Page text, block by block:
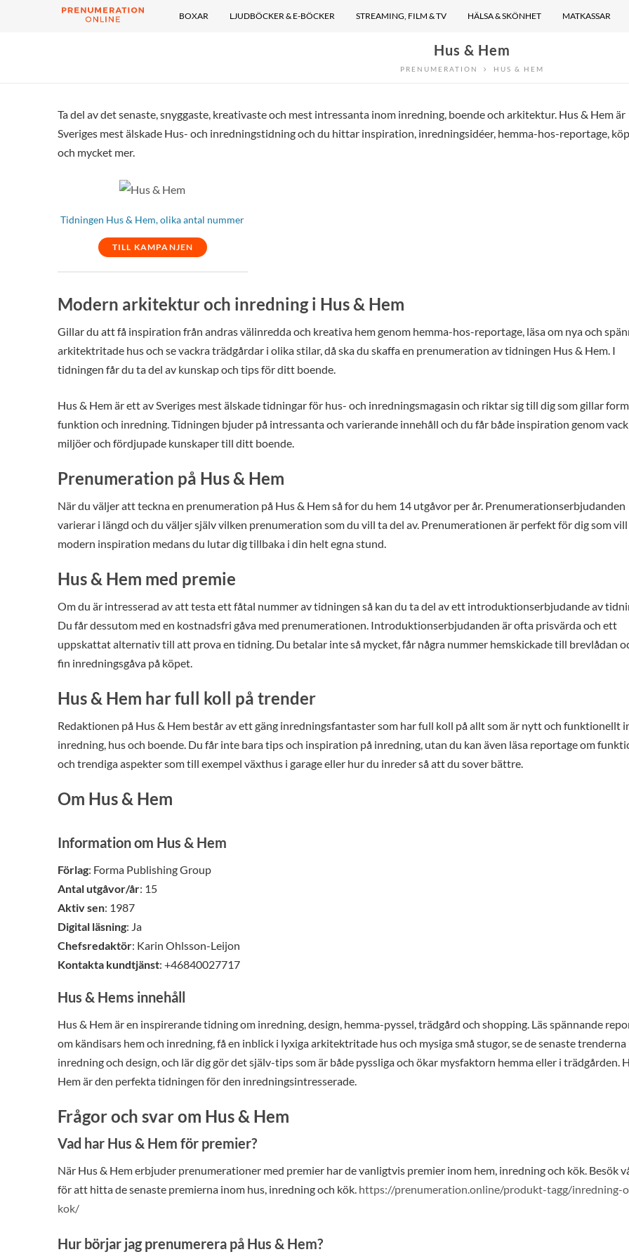
BOXAR LJUDBÖCKER & E-BÖCKER STREAMING, FILM & TV HÄLSA & SKÖNHET MATKASSAR
Hus & Hem
PRENUMERATION HUS & HEM
Ta del av det senaste, snyggaste, kreativaste och mest intressanta inom inredning, boende och arkitektur. Hus & Hem är
Sveriges mest älskade Hus- och inredningstidning och du hittar inspiration, inredningsidéer, hemma-hos-reportage,
och mycket mer.
Tidningen Hus & Hem, olika antal nummer
TILL KAMPANJEN
Modern arkitektur och inredning i Hus & Hem
Gillar du att få inspiration från andras välinredda och kreativa hem genom hemma-hos-reportage, läsa om nya och
arkitektritade hus och se vackra trädgårdar i olika stilar, då ska du skaffa en prenumeration av tidningen Hus & Hem. I
tidningen får du ta del av kunskap och tips för ditt boende.
Hus & Hem är ett av Sveriges mest älskade tidningar för hus- och inredningsmagasin och riktar sig till dig som gillar
funktion och inredning. Tidningen bjuder på intressanta och varierande innehåll och du får både inspiration genom
miljöer och fördjupade kunskaper till ditt boende.
Prenumeration på Hus & Hem
När du väljer att teckna en prenumeration på Hus & Hem så for du hem 14 utgåvor per år. Prenumerationserbjudanden
varierar i längd och du väljer själv vilken prenumeration som du vill ta del av. Prenumerationen är perfekt för dig som
modern inspiration medans du lutar dig tillbaka i din helt egna stund.
Hus & Hem med premie
Om du är intresserad av att testa ett fåtal nummer av tidningen så kan du ta del av ett introduktionserbjudande av
Du får dessutom med en kostnadsfri gåva med prenumerationen. Introduktionserbjudanden är ofta prisvärda och ett
uppskattat alternativ till att prova en tidning. Du betalar inte så mycket, får några nummer hemskickade till brevlådan
fin inredningsgåva på köpet.
Hus & Hem har full koll på trender
Redaktionen på Hus & Hem består av ett gäng inredningsfantaster som har full koll på allt som är nytt och funktionellt
inredning, hus och boende. Du får inte bara tips och inspiration på inredning, utan du kan även läsa reportage om
och trendiga aspekter som till exempel växthus i garage eller hur du inreder så att du sover bättre.
Om Hus & Hem
Information om Hus & Hem
Förlag: Forma Publishing Group
Antal utgåvor/år: 15
Aktiv sen: 1987
Digital läsning: Ja
Chefsredaktör: Karin Ohlsson-Leijon
Kontakta kundtjänst: +46840027717
Hus & Hems innehåll
Hus & Hem är en inspirerande tidning om inredning, design, hemma-pyssel, trädgård och shopping. Läs spännande
om kändisars hem och inredning, få en inblick i lyxiga arkitektritade hus och mysiga små stugor, se de senaste
inredning och design, och lär dig gör det själv-tips som är både pyssliga och ökar mysfaktorn hemma eller i trädgården.
Hem är den perfekta tidningen för den inredningsintresserade.
Frågor och svar om Hus & Hem
Vad har Hus & Hem för premier?
När Hus & Hem erbjuder prenumerationer med premier har de vanligtvis premier inom hem, inredning och kök. Besök
för att hitta de senaste premierna inom hus, inredning och kök. https://prenumeration.online/produkt-tagg/inredning-
kok/
Hur börjar jag prenumerera på Hus & Hem?